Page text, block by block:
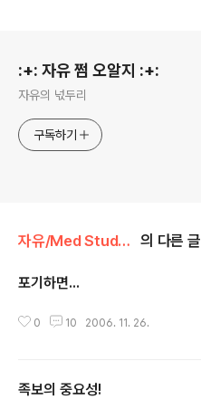
:+: 자유 쩜 오알지 :+:
자유의 넋두리
구독하기
자유/Med Student 의 다른 글
포기하면...
0 10 2006. 11. 26.
족보의 중요성!